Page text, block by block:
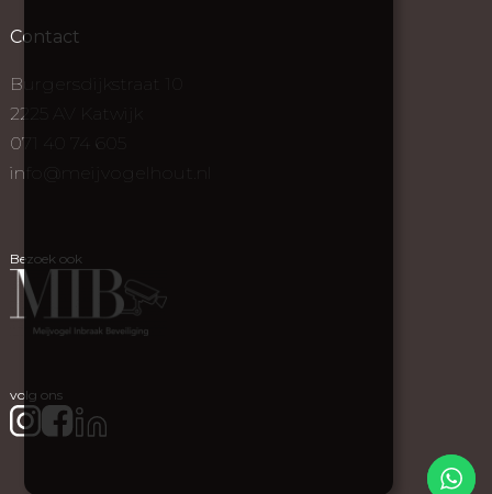
Contact
Burgersdijkstraat 10
2225 AV Katwijk
071 40 74 605
info@meijvogelhout.nl
Bezoek ook
volg ons